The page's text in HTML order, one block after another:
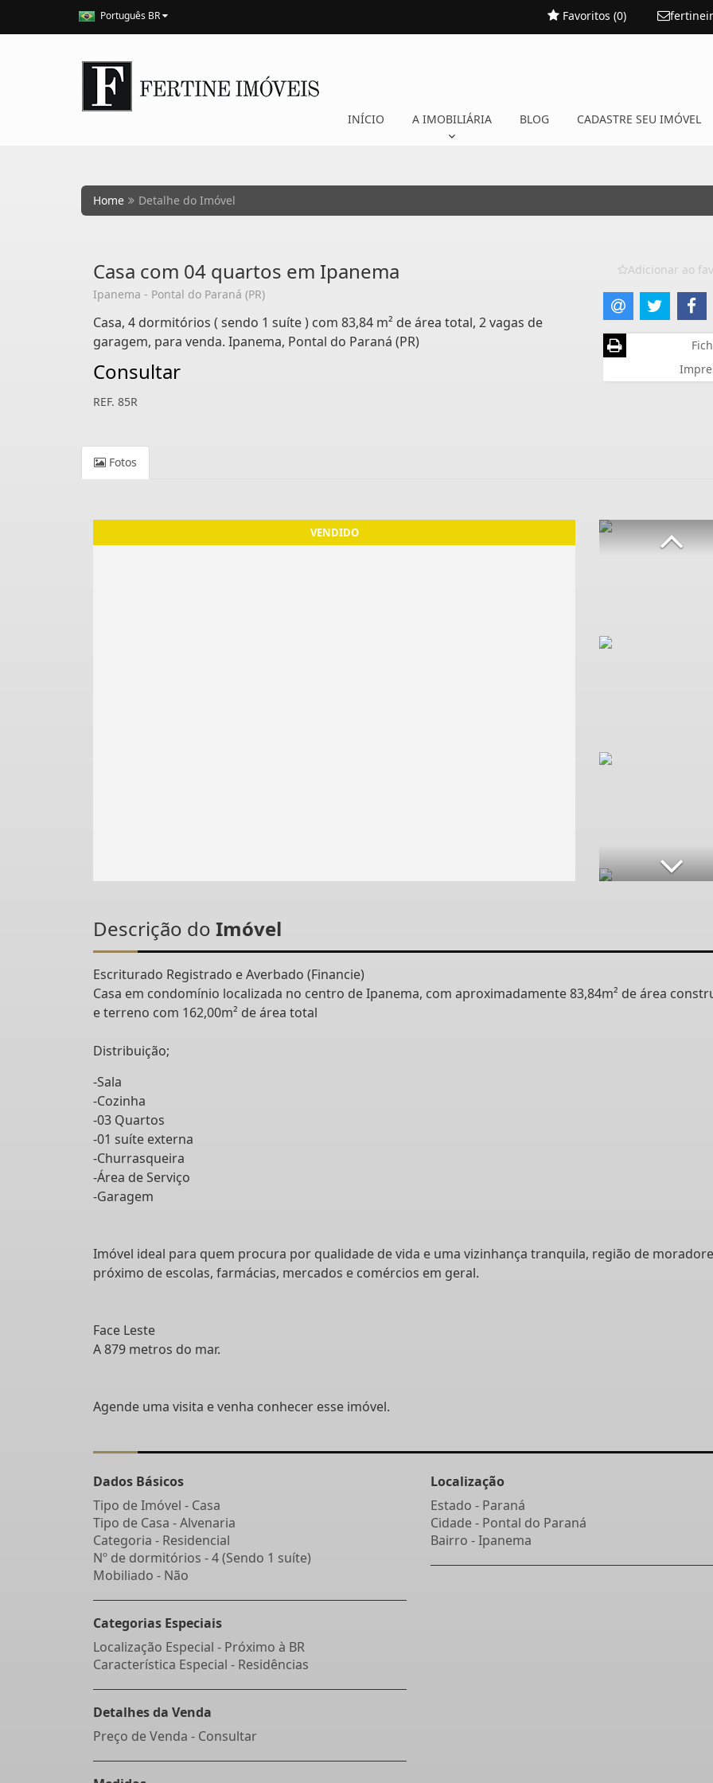
Português BR Favoritos (0)
INÍCIO A IMOBILIÁRIA BLOG CADASTRE SEU IMÓVEL
Home Detalhe do Imóvel
Casa com 04 quartos em Ipanema
Ipanema - Pontal do Paraná (PR)
Casa, 4 dormitórios ( sendo 1 suíte ) com 83,84 m² de área total, 2 vagas de
garagem, para venda. Ipanema, Pontal do Paraná (PR)
Consultar
REF. 85R
Adicionar ao
Fotos
Descrição do Imóvel
Escriturado Registrado e Averbado (Financie)
Casa em condomínio localizada no centro de Ipanema, com aproximadamente 83,84m² de área
e terreno com 162,00m² de área total
Distribuição;
-Sala
-Cozinha
-03 Quartos
-01 suíte externa
-Churrasqueira
-Área de Serviço
-Garagem
Imóvel ideal para quem procura por qualidade de vida e uma vizinhança tranquila, região de
próximo de escolas, farmácias, mercados e comércios em geral.
Face Leste
A 879 metros do mar.
Agende uma visita e venha conhecer esse imóvel.
Dados Básicos
Tipo de Imóvel - Casa
Tipo de Casa - Alvenaria
Categoria - Residencial
Nº de dormitórios - 4 (Sendo 1 suíte)
Mobiliado - Não
Categorias Especiais
Localização Especial - Próximo à BR
Característica Especial - Residências
Detalhes da Venda
Preço de Venda - Consultar
Localização
Estado - Paraná
Cidade - Pontal do Paraná
Bairro -Ipanema